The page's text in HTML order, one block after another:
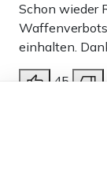
Schon wieder
einhalten.
45